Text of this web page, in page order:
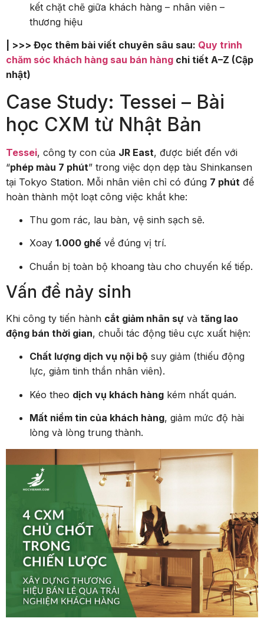
kết chặt chẽ giữa khách hàng – nhân viên –
thương hiệu
| >>> Đọc thêm bài viết chuyên sâu sau: Quy trình
chăm sóc khách hàng sau bán hàng chi tiết A–Z (Cập
nhật)
Case Study: Tessei – Bài
học CXM từ Nhật Bản
Tessei, công ty con của JR East, được biết đến với
“phép màu 7 phút” trong việc dọn dẹp tàu Shinkansen
tại Tokyo Station. Mỗi nhân viên chỉ có đúng 7 phút để
hoàn thành một loạt công việc khắt khe:
Thu gom rác, lau bàn, vệ sinh sạch sẽ.
Xoay 1.000 ghế về đúng vị trí.
Chuẩn bị toàn bộ khoang tàu cho chuyến kế tiếp.
Vấn đề nảy sinh
Khi công ty tiến hành cắt giảm nhân sự và tăng lao
động bán thời gian, chuỗi tác động tiêu cực xuất hiện:
Chất lượng dịch vụ nội bộ suy giảm (thiếu động
lực, giảm tinh thần nhân viên).
Kéo theo dịch vụ khách hàng kém nhất quán.
Mất niềm tin của khách hàng, giảm mức độ hài
lòng và lòng trung thành.